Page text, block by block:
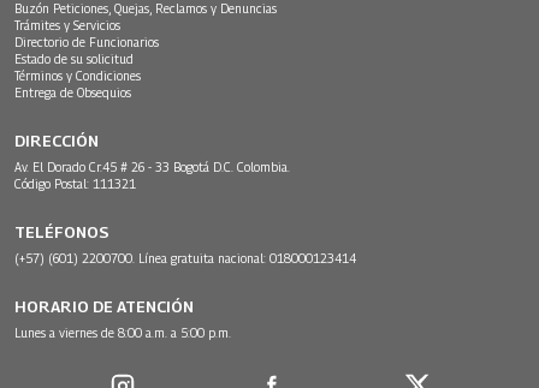
Buzón Peticiones, Quejas, Reclamos y Denuncias
Trámites y Servicios
Directorio de Funcionarios
Estado de su solicitud
Términos y Condiciones
Entrega de Obsequios
DIRECCIÓN
Av. El Dorado Cr.45 # 26 - 33 Bogotá D.C. Colombia.
Código Postal: 111321
TELÉFONOS
(+57) (601) 2200700. Línea gratuita nacional: 018000123414
HORARIO DE ATENCIÓN
Lunes a viernes de 8:00 a.m. a 5:00 p.m.